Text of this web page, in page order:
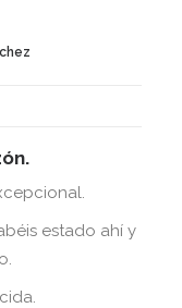
estado ahí y